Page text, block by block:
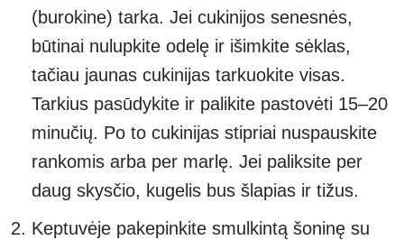
(burokine) tarka. Jei cukinijos senesnės,
būtinai nulupkite odelę ir išimkite sėklas,
tačiau jaunas cukinijas tarkuokite visas.
Tarkius pasūdykite ir palikite pastovėti 15–20
minučių. Po to cukinijas stipriai nuspauskite
rankomis arba per marlę. Jei paliksite per
daug skysčio, kugelis bus šlapias ir tižus.
Keptuvėje pakepinkite smulkintą šoninę su